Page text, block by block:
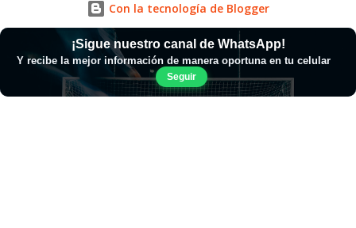
Con la tecnología de Blogger
¡Sigue nuestro canal de WhatsApp!
Y recibe la mejor información de manera oportuna en tu celular
Seguir